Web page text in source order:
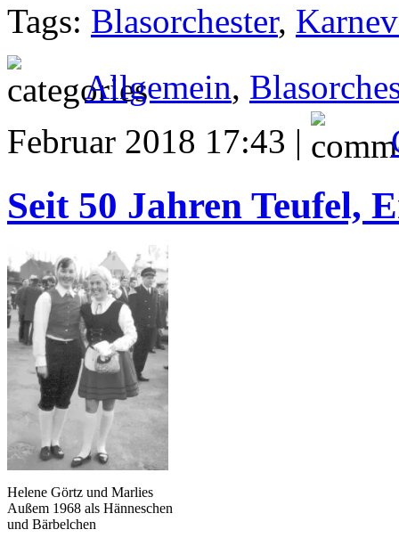
Tags: Blasorchester,
Allgemein,
Februar 2018 17:43 |
Seit 50 Jahren Teufel,
Helene Görtz und Marlies
Außem 1968 als Hänneschen
und Bärbelchen